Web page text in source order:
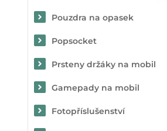
Pouzdra na opasek
Popsocket
Prsteny držáky na mobil
Gamepady na mobil
Fotopříslušenství